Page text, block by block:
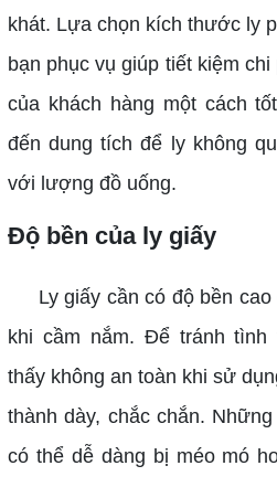
khát. Lựa chọn kích thước ly
bạn phục vụ giúp tiết kiệm
của khách hàng một cách
đến dung tích để ly không
với lượng đồ uống.
Độ bền của ly giấy
Ly giấy cần có độ bền cao
khi cầm nắm. Để tránh tình
thấy không an toàn khi sử
thành dày, chắc chắn.
có thể dễ dàng bị méo mó